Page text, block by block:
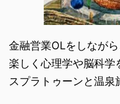
金融営業OLをしながら
楽しく心理学や脳科学
スプラトゥーンと温